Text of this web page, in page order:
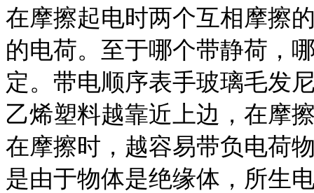
在摩擦起电时两个互相摩擦
的电荷。至于哪个带静荷，
定。带电顺序表手玻璃毛发
乙烯塑料越靠近上边，在摩
在摩擦时，越容易带负电荷
是由于物体是绝缘体，所生